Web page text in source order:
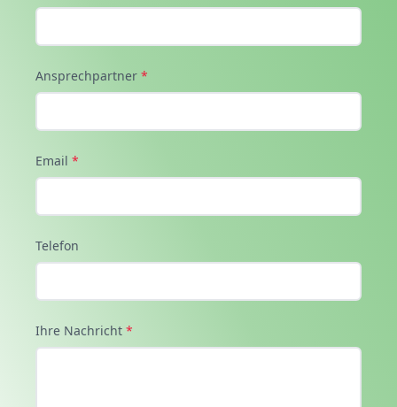
Ansprechpartner *
Email *
Telefon
Ihre Nachricht *